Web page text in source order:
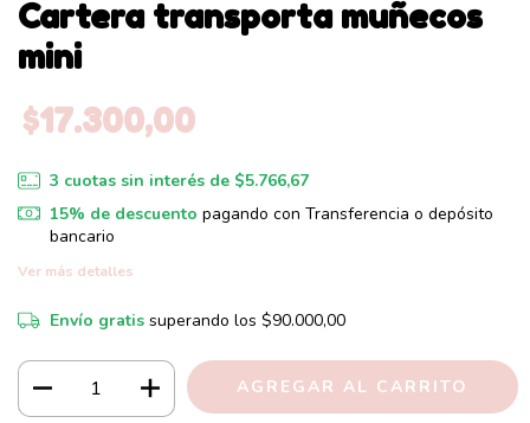
Cartera transporta muñecos
mini
$17.300,00
3 cuotas sin interés de $5.766,67
15% de descuento pagando con Transferencia o depósito
bancario
Ver más detalles
Envío gratis superando los $90.000,00